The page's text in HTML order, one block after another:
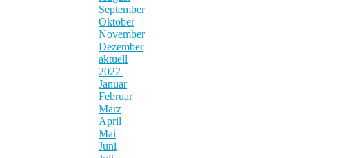
September
Oktober
November
Dezember
aktuell
2022
Januar
Februar
März
April
Mai
Juni